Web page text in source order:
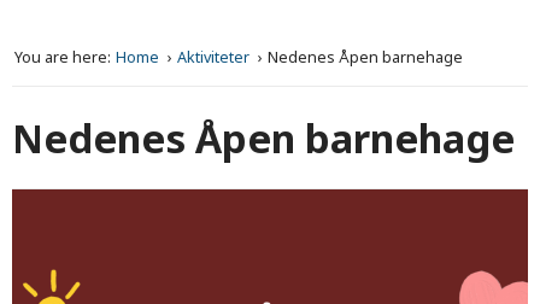
You are here: Home Aktiviteter Nedenes Åpen barnehage
Nedenes Åpen barnehage